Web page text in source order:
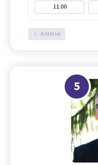
11:00
Anterior
5